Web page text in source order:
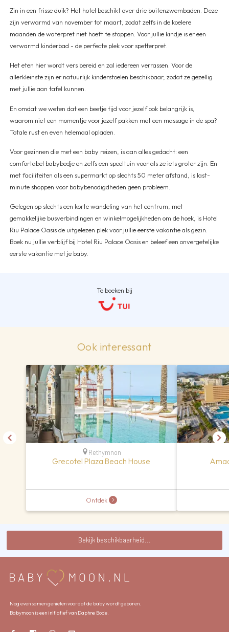
Zin in een frisse duik? Het hotel beschikt over drie buitenzwembaden. Deze
zijn verwarmd van november tot maart, zodat zelfs in de koelere
maanden de waterpret niet hoeft te stoppen. Voor jullie kindje is er een
verwarmd kinderbad - de perfecte plek voor spetterpret.
Het eten hier wordt vers bereid en zal iedereen verrassen. Voor de
allerkleinste zijn er natuurlijk kinderstoelen beschikbaar, zodat ze gezellig
met jullie aan tafel kunnen.
En omdat we weten dat een beetje tijd voor jezelf ook belangrijk is,
waarom niet een momentje voor jezelf pakken met een massage in de spa?
Totale rust en even helemaal opladen.
Voor gezinnen die met een baby reizen, is aan alles gedacht: een
comfortabel babybedje en zelfs een speeltuin voor als ze iets groter zijn. En
met faciliteiten als een supermarkt op slechts 50 meter afstand, is last-
minute shoppen voor babybenodigdheden geen probleem.
Gelegen op slechts een korte wandeling van het centrum, met
gemakkelijke busverbindingen en winkelmogelijkheden om de hoek, is Hotel
Riu Palace Oasis de uitgelezen plek voor jullie eerste vakantie als gezin.
Boek nu jullie verblijf bij Hotel Riu Palace Oasis en beleef een onvergetelijke
eerste vakantie met je baby.
Te boeken bij
Ook interessant
Rethymnon
Grecotel Plaza Beach House
Ontdek
Bekijk beschikbaarheid...
Nog even samen genieten voordat de baby wordt geboren.
Babymoon is een initiatief van Daphne Bode.